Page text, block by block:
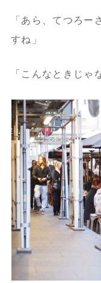
「あら、てつろー
すね」
「こんなときじゃ